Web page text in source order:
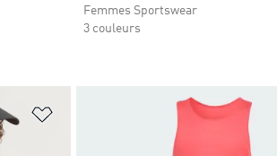
Femmes Sportswear
3 couleurs
Ajouter à la Liste de produits favoris